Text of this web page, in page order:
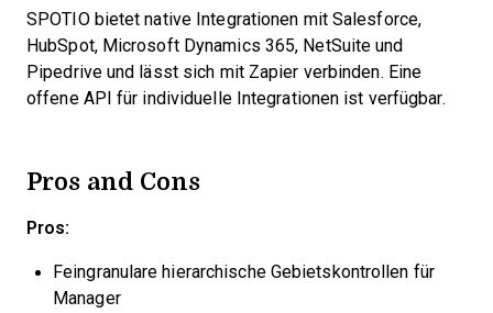
SPOTIO bietet native Integrationen mit Salesforce,
HubSpot, Microsoft Dynamics 365, NetSuite und
Pipedrive und lässt sich mit Zapier verbinden. Eine
offene API für individuelle Integrationen ist verfügbar.
Pros and Cons
Pros:
Feingranulare hierarchische Gebietskontrollen für
Manager